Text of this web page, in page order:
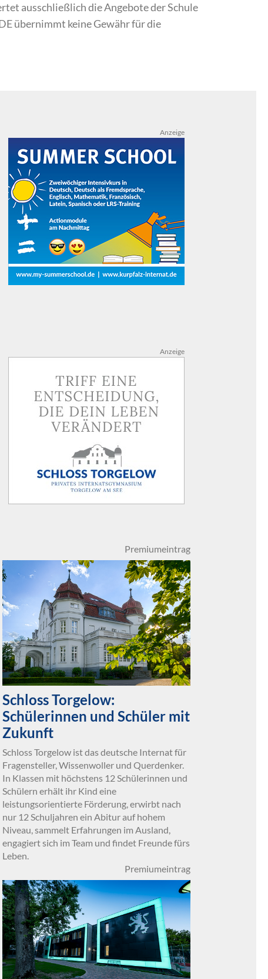
ausschließlich die Angebote der Schule
übernimmt keine Gewähr für die
Anzeige
Anzeige
Premiumeintrag
Schloss Torgelow:
Schülerinnen und Schüler mit
Zukunft
Schloss Torgelow ist das deutsche Internat für
Fragensteller, Wissenwoller und Querdenker.
In Klassen mit höchstens 12 Schülerinnen und
Schülern erhält ihr Kind eine
leistungsorientierte Förderung, erwirbt nach
nur 12 Schuljahren ein Abitur auf hohem
Niveau, sammelt Erfahrungen im Ausland,
engagiert sich im Team und findet Freunde fürs
Leben.
Premiumeintrag